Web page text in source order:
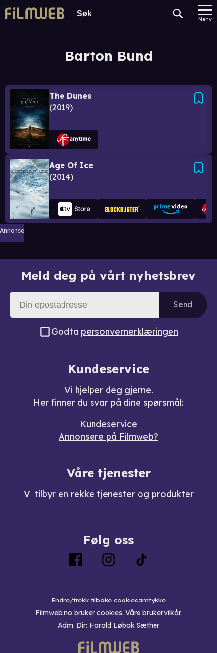
Meny
Barton Bund
The Dunes
2019
Age Of Ice
2014
Annonse
Meld deg på vårt nyhetsbrev
Send
Godta personvernerklæringen
Kundeservice
Vi hjelper deg gjerne.
Her finner du svar på dine spørsmål:
Kundeservice
Annonsere på Filmweb?
Våre tjenester
Vi tilbyr en rekke tjenester og produkter
Følg oss
Endre/trekk tilbake cookiesamtykke
Filmweb.no bruker cookies. Våre brukervilkår.
Adm. Dir: Harald Løbak Sæther